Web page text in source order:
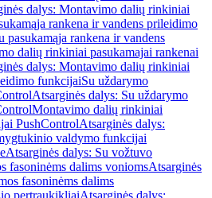
dalys: Montavimo dalių rinkiniai
rankena ir vandens prileidimo
pasukamąja rankena ir vandens
dalių rinkiniai pasukamajai rankenai
dalys: Montavimo dalių rinkiniai
funkcijaiSu uždarymo
Atsarginės dalys: Su uždarymo
Montavimo dalių rinkiniai
PushControlAtsarginės dalys:
valdymo funkcijai
Atsarginės dalys: Su vožtuvo
fasoninėms dalims voniomsAtsarginės
fasoninėms dalims
pertraukikliaiAtsarginės dalys: